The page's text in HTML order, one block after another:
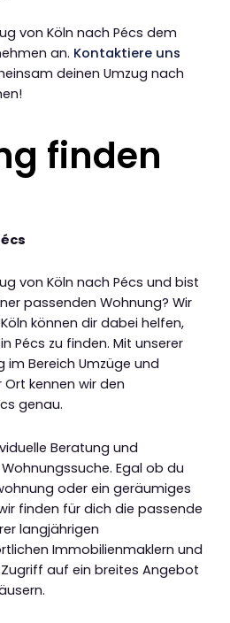
von Köln nach Pécs dem
an. Kontaktiere uns
deinen Umzug nach
finden
von Köln nach Pécs und bist
passenden Wohnung? Wir
können dir dabei helfen,
Pécs zu finden. Mit unserer
im Bereich Umzüge und
kennen wir den
genau.
Beratung und
Egal ob du
oder ein geräumiges
finden für dich die passende
langjährigen
Immobilienmaklern und
auf ein breites Angebot